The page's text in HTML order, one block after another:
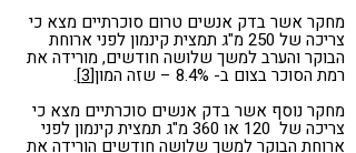
מחקר אשר בדק אנשים טרום סוכרתיים מצא כי
צריכה של 250 מ"ג תמצית קינמון לפני ארוחת
הבוקר והערב למשך שלושה חודשים, מורידה את
רמת הסוכר בצום ב- 8.4% – שזה המון [3
].
מחקר נוסף אשר בדק אנשים סוכרתיים מצא כי
צריכה של 120 או 360 מ"ג תמצית קינמון לפני
ארוחת הבוקר למשך שלושה חודשים הורידה את